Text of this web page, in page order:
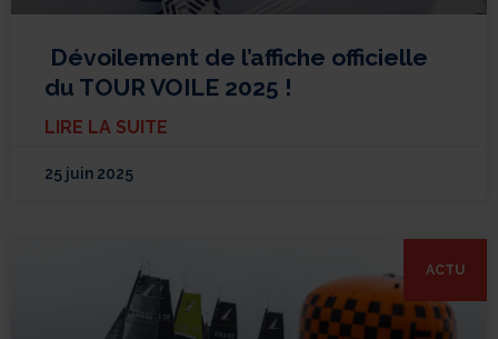
Dévoilement de l’affiche officielle
du TOUR VOILE 2025 !
LIRE LA SUITE
25 juin 2025
ACTU